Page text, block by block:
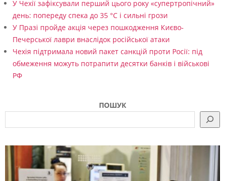
У Чехії зафіксували перший цього року «супертропічний»
день: попереду спека до 35 °C і сильні грози
У Празі пройде акція через пошкодження Києво-
Печерської лаври внаслідок російської атаки
Чехія підтримала новий пакет санкцій проти Росії: під
обмеження можуть потрапити десятки банків і військові
РФ
ПОШУК